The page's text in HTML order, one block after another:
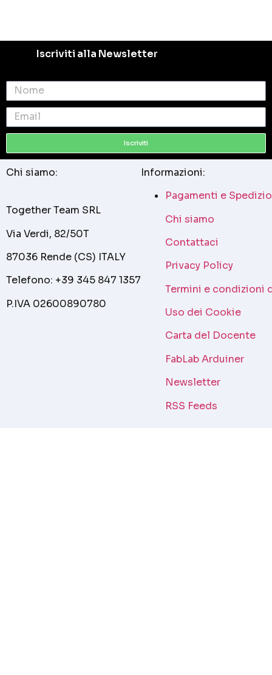
Iscriviti alla Newsletter
Iscriviti
Chi siamo:
Together Team SRL
Via Verdi, 82/50T
87036 Rende (CS) ITALY
Telefono: +39 345 847 1357
P.IVA 02600890780
Informazioni:
Pagamenti e
Chi siamo
Contattaci
Privacy Policy
Termini e condizioni
Uso dei Cookie
Carta del Docente
FabLab Arduiner
Newsletter
RSS Feeds